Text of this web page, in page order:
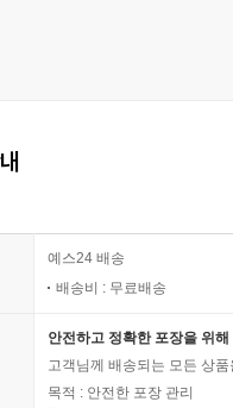
예스24 배송
배송비 : 무료배송
안전하고 정확한 포장을 위
고객님께 배송되는 모든 상
목적 : 안전한 포장 관리